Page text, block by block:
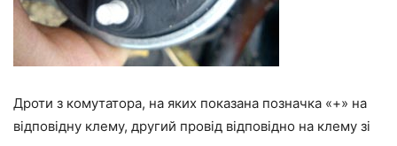
Дроти з комутатора, на яких показана позначка «+» на
відповідну клему, другий провід відповідно на клему зі